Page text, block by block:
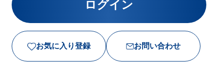
お気に入り登録 お問い合わせ